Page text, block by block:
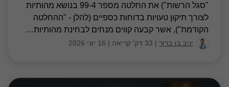
"סגל הרשות") את החלטה מספר 99-4 בנושא מהותיות
לצורך תיקון טעויות בדוחות כספיים (להלן - "ההחלטה
הקודמת"), אשר קבעה קווים מנחים לבחינת מהותיות…
יניב בן ברוך | 33 דק' קריאה | 16 יוני 2026